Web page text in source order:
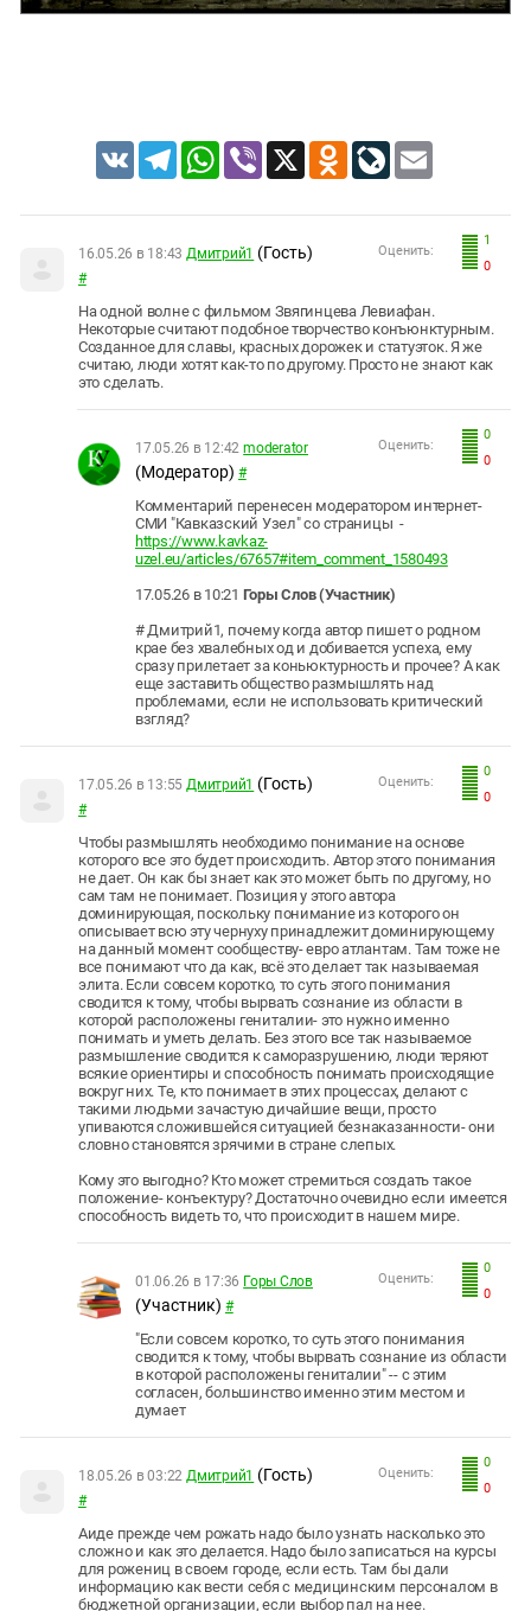
VK TelegramWhatsApp
Viber X Odnoklassniki
LiveJournal
Email
1
0
Оценить:
16.05.26 в 18:43 Дмитрий1 (Гость)
#
На одной волне с фильмом Звягинцева Левиафан.
Некоторые считают подобное творчество конъюнктурным.
Созданное для славы, красных дорожек и статуэток. Я же
считаю, люди хотят как-то по другому. Просто не знают как
это сделать.
0
0
Оценить:
17.05.26 в 12:42 moderator
(Модератор) #
Комментарий перенесен модератором интернет-
СМИ "Кавказский Узел" со страницы -
https://www.kavkaz-
uzel.eu/articles/67657#item_comment_1580493
17.05.26 в 10:21 Горы Слов (Участник)
# Дмитрий1, почему когда автор пишет о родном
крае без хвалебных од и добивается успеха, ему
сразу прилетает за коньюктурность и прочее? А как
еще заставить общество размышлять над
проблемами, если не использовать критический
взгляд?
0
0
Оценить:
17.05.26 в 13:55 Дмитрий1 (Гость)
#
Чтобы размышлять необходимо понимание на основе
которого все это будет происходить. Автор этого понимания
не дает. Он как бы знает как это может быть по другому, но
сам там не понимает. Позиция у этого автора
доминирующая, поскольку понимание из которого он
описывает всю эту чернуху принадлежит доминирующему
на данный момент сообществу- евро атлантам. Там тоже не
все понимают что да как, всё это делает так называемая
элита. Если совсем коротко, то суть этого понимания
сводится к тому, чтобы вырвать сознание из области в
которой расположены гениталии- это нужно именно
понимать и уметь делать. Без этого все так называемое
размышление сводится к саморазрушению, люди теряют
всякие ориентиры и способность понимать происходящие
вокруг них. Те, кто понимает в этих процессах, делают с
такими людьми зачастую дичайшие вещи, просто
упиваются сложившейся ситуацией безнаказанности- они
словно становятся зрячими в стране слепых.
Кому это выгодно? Кто может стремиться создать такое
положение- конъектуру? Достаточно очевидно если имеется
способность видеть то, что происходит в нашем мире.
0
0
Оценить:
01.06.26 в 17:36 Горы Слов
(Участник) #
"Если совсем коротко, то суть этого понимания
сводится к тому, чтобы вырвать сознание из области
в которой расположены гениталии" -- с этим
согласен, большинство именно этим местом и
думает
0
0
Оценить:
18.05.26 в 03:22 Дмитрий1 (Гость)
#
Аиде прежде чем рожать надо было узнать насколько это
сложно и как это делается. Надо было записаться на курсы
для рожениц в своем городе, если есть. Там бы дали
информацию как вести себя с медицинским персоналом в
бюджетной организации, если выбор пал на нее.